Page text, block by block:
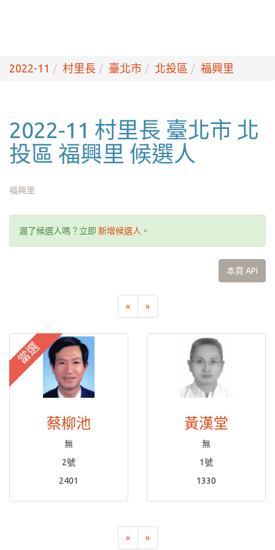
2022-11 村里長 臺北市 北投區 福興里
2022-11 村里長 臺北市 北
投區 福興里 候選人
福興里
漏了候選人嗎？立即 新增候選人 。
本頁 API
« »
當選
蔡柳池
無
2號
2401
黃漢堂
無
1號
1330
« »